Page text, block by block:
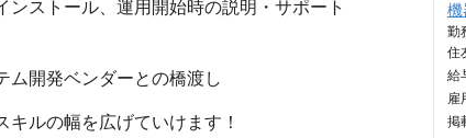
ンストール、運用開始時の説明・サポート
ム開発ベンダーとの橋渡し
ルの幅を広げていけます！
機
勤
住
給
雇
掲